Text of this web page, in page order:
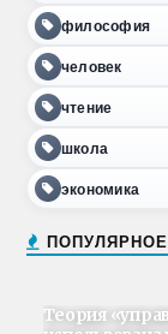
философия
человек
чтение
школа
экономика
ПОПУЛЯРНОЕ
Теория